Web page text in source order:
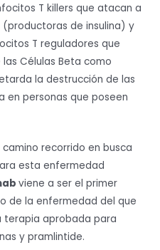
T killers que atacan a
de insulina) y
T reguladores que
Células Beta como
la destrucción de las
en personas que poseen
recorrido en busca
esta enfermedad
viene a ser el primer
de la enfermedad del que
terapia aprobada para
y pramlintide.